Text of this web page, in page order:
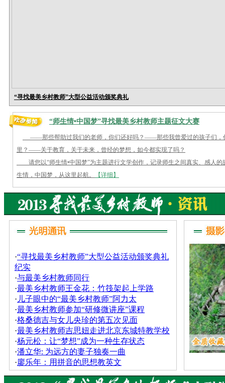
“寻找最美乡村教师”大型公益活动颁奖典礼
“师生情•中国梦”寻找最美乡村教师主题征文大赛
——那些帮助过我们的老师，你们还好吗？——那些我曾爱过的孩子们，
里？——关于教育，关于未来，曾经的梦想，如今都实现了吗？
请您以“师生情•中国梦”为主题进行文学创作，记录师生之间真实、感人的
生情，中国梦，从这里起航。
【详细】
·“寻找最美乡村教师”大型公益活动颁奖典礼
纪实
·与最美乡村教师同行
·最美乡村教师王金花：竹筏架起上学路
· 儿子眼中的“最美乡村教师”阿力太
·最美乡村教师参加“研修微讲座”课程
·格桑德吉与女儿央珍的第五次见面
·最美乡村教师吉思妞走进北京东城特教学校
·杨元松：让“梦想”成为一种生存状态
·潘立华: 为远方的妻子独奏一曲
· 廖乐年：用拼音的思想教英文